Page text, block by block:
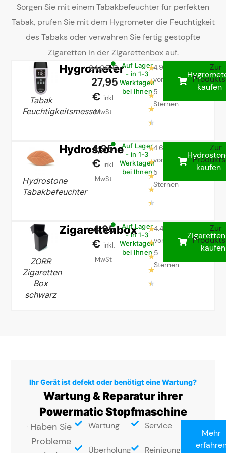
Sorgen Sie mit einem Tabakbefeuchter für perfekten
Tabak, prüfen Sie mit dem Hygrometer die Feuchtigkeit
des Tabaks oder verwahren Sie fertig gestopfte
Zigaretten in der Zigarettenbox auf.
Tabak
Feuchtigkeitsmesser
Hygrometer
34,95 €
27,95
€ inkl.
MwSt
Auf Lager
- in 1-3
Werktagen
bei Ihnen
★
★
★
★
★
4.9
von
5
Sternen
kaufen
Zur
Hydrostone
Tabakbefeuchter
Hydrostone
1,95
€ inkl.
MwSt
Auf Lager
- in 1-3
Werktagen
bei Ihnen
★
★
★
★
★
4.6
von
5
Sternen
kaufen
Zur
ZORR
Zigaretten
Box
schwarz
Zigarettenbox
4,95
€ inkl.
MwSt
Auf Lager
- in 1-3
Werktagen
bei Ihnen
★
★
★
★
★
4.4
von
5
Sternen
kaufen
Zur
Ihr Gerät ist defekt oder benötigt eine Wartung?
Wartung & Reparatur ihrer
Powermatic Stopfmaschine
Haben Sie
Probleme
Wartung
Überholung
Service
Reinigung
Mehr